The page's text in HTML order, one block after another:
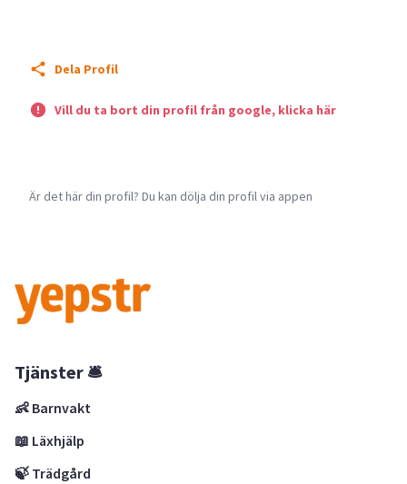
Dela Profil
Vill du ta bort din profil från google, klicka här
Är det här din profil? Du kan dölja din profil via appen
Tjänster 🛎
👶 Barnvakt
📖 Läxhjälp
🍃 Trädgård